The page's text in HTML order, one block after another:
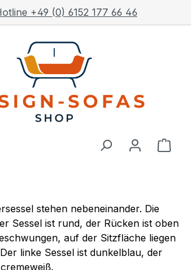
springen
+49 (0) 6152 177 66 46